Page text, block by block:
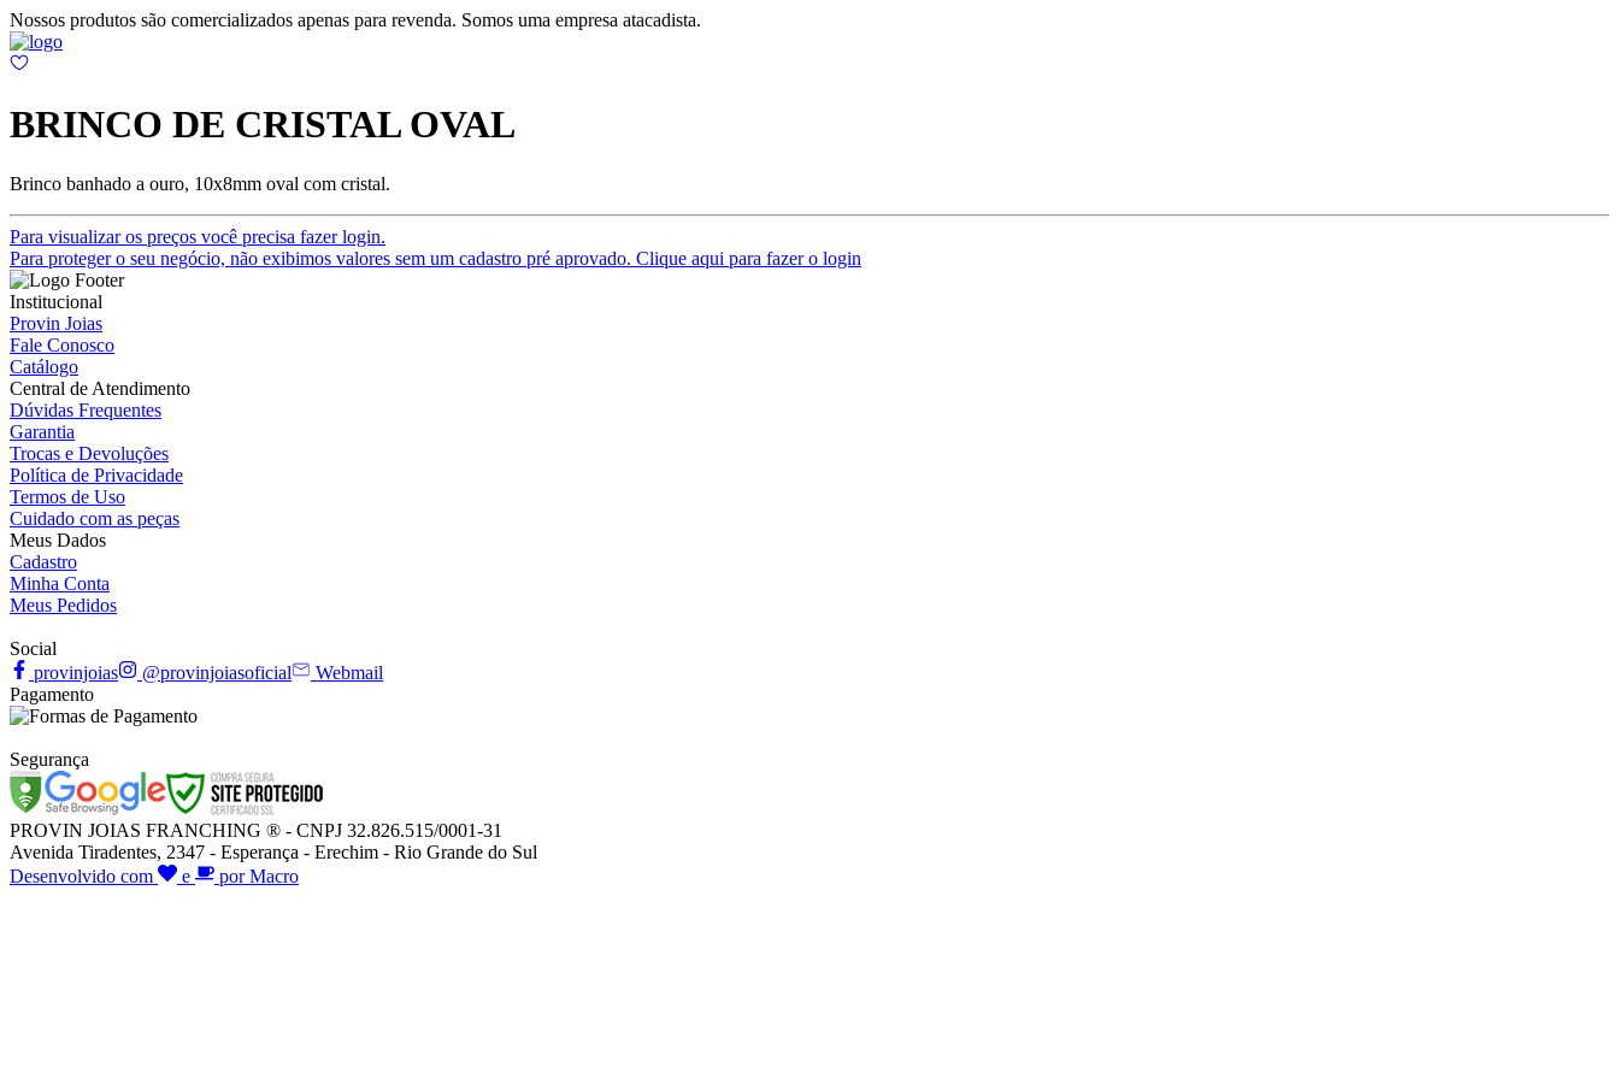
Nossos produtos são comercializados apenas para revenda. Somos uma empresa atacadista.
BRINCO DE CRISTAL OVAL
Brinco banhado a ouro, 10x8mm oval com cristal.
Para visualizar os preços você precisa fazer login.
Para proteger o seu negócio, não exibimos valores sem um cadastro pré aprovado. Clique aqui para fazer o login
Institucional
Provin Joias
Fale Conosco
Catálogo
Central de Atendimento
Dúvidas Frequentes
Garantia
Trocas e Devoluções
Política de Privacidade
Termos de Uso
Cuidado com as peças
Meus Dados
Cadastro
Minha Conta
Meus Pedidos
Social
provinjoias
@provinjoiasoficial
Webmail
Pagamento
Segurança
PROVIN JOIAS FRANCHING ® - CNPJ 32.826.515/0001-31
Avenida Tiradentes, 2347 - Esperança - Erechim - Rio Grande do Sul
Desenvolvido com
e por Macro